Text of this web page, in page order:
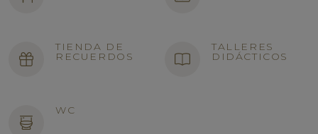
TIENDA DE
RECUERDOS
TALLERES
DIDÁCTICOS
WC